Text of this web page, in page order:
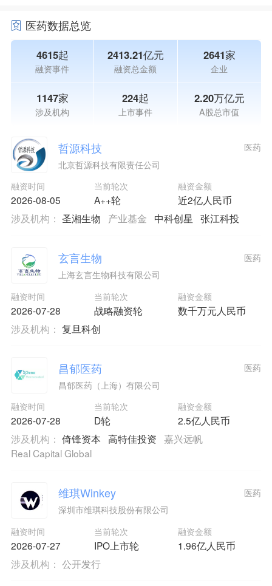
医药数据总览
4615起
融资事件
2413.21亿元
融资总金额
2641家
企业
1147家
涉及机构
224起
上市事件
2.20万亿元
A股总市值
哲源科技
北京哲源科技有限责任公司
融资时间
2026-08-05
当前轮次
A++轮
融资金额
近2亿人民币
医药
涉及机构： 圣湘生物 产业基金 中科创星 张江科投
玄言生物
上海玄言生物科技有限公司
融资时间
2026-07-28
当前轮次
战略融资轮
融资金额
数千万元人民币
医药
涉及机构： 复旦科创
昌郁医药
昌郁医药（上海）有限公司
融资时间
2026-07-28
当前轮次
D轮
融资金额
2.5亿人民币
医药
涉及机构： 倚锋资本 高特佳投资 嘉兴远帆
Real Capital Global
维琪Winkey
深圳市维琪科技股份有限公司
融资时间
2026-07-27
当前轮次
IPO上市轮
融资金额
1.96亿人民币
医药
涉及机构： 公开发行